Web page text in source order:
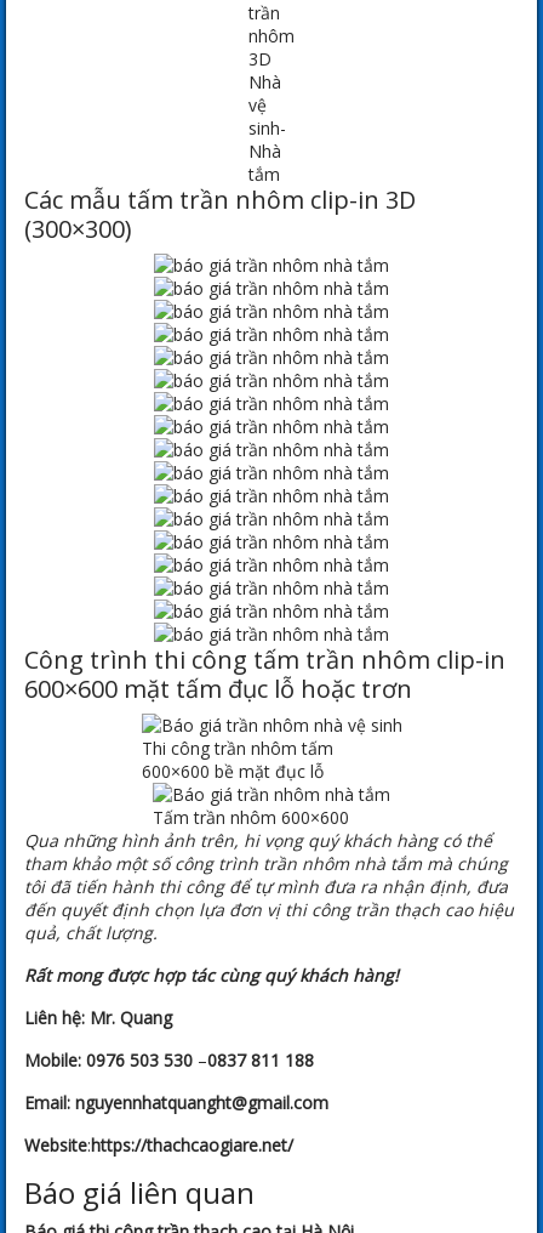
trần
nhôm
3D
Nhà
vệ
sinh-
Nhà
tắm
Các mẫu tấm trần nhôm clip-in 3D
(300×300)
Công trình thi công tấm trần nhôm clip-in
600×600 mặt tấm đục lỗ hoặc trơn
Thi công trần nhôm tấm
600×600 bề mặt đục lỗ
Tấm trần nhôm 600×600
Qua những hình ảnh trên, hi vọng quý khách hàng có thể
tham khảo một số công trình trần nhôm nhà tắm mà chúng
tôi đã tiến hành thi công để tự mình đưa ra nhận định, đưa
đến quyết định chọn lựa đơn vị thi công trần thạch cao hiệu
quả, chất lượng.
Rất mong được hợp tác cùng quý khách hàng!
Liên hệ: Mr. Quang
Mobile: 0976 503 530 –0837 811 188
Email: nguyennhatquanght@gmail.com
Website:https://thachcaogiare.net/
Báo giá liên quan